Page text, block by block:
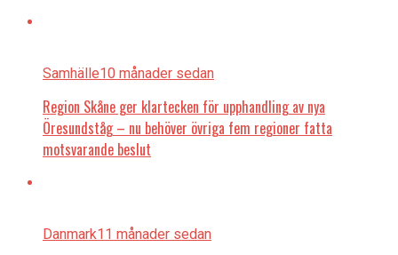
Samhälle10 månader sedan
Region Skåne ger klartecken för upphandling av nya
Öresundståg – nu behöver övriga fem regioner fatta
motsvarande beslut
Danmark11 månader sedan